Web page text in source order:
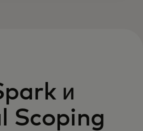
и
Scoping